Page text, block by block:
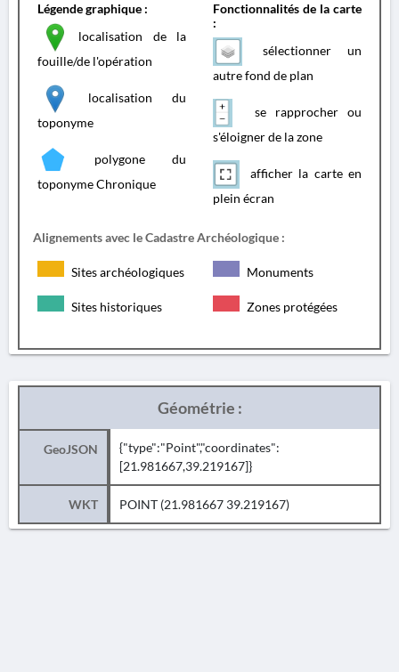
Légende graphique :
localisation de la
fouille/de l'opération
localisation du
toponyme
polygone du
toponyme Chronique
Fonctionnalités de la carte
:
sélectionner un
autre fond de plan
se rapprocher ou
s'éloigner de la zone
afficher la carte en
plein écran
Alignements avec le Cadastre Archéologique :
Sites archéologiques Monuments
Sites historiques Zones protégées
Géométrie :
GeoJSON
{"type":"Point","coordinates":
[21.981667,39.219167]}
WKT POINT (21.981667 39.219167)